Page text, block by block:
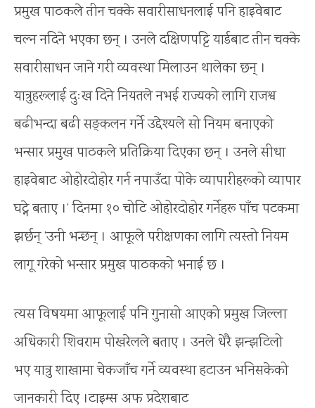
प्रमुख पाठकले तीन चक्के सवारीसाधनलाई पनि हाइवेबाट
चल्न नदिने भएका छन् । उनले दक्षिणपट्टि यार्डबाट तीन चक्के
सवारीसाधन जाने गरी व्यवस्था मिलाउन थालेका छन् ।
यात्रुहरूलाई दुःख दिने नियतले नभई राज्यको लागि राजश्व
बढीभन्दा बढी सङ्कलन गर्ने उद्देश्यले सो नियम बनाएको
भन्सार प्रमुख पाठकले प्रतिक्रिया दिएका छन् । उनले सीधा
हाइवेबाट ओहोरदोहोर गर्न नपाउँदा पोके व्यापारीहरूको व्यापार
घट्ने बताए ।‘ दिनमा १० चोटि ओहोरदोहोर गर्नेहरू पाँच पटकमा
झर्छन् ’उनी भन्छन् । आफूले परीक्षणका लागि त्यस्तो नियम
लागू गरेको भन्सार प्रमुख पाठकको भनाई छ ।
त्यस विषयमा आफूलाई पनि गुनासो आएको प्रमुख जिल्ला
अधिकारी शिवराम पोखरेलले बताए । उनले धेरै झन्झटिलो
भए यात्रु शाखामा चेकजाँच गर्ने व्यवस्था हटाउन भनिसकेको
जानकारी दिए ।टाइम्स अफ प्रदेशबाट